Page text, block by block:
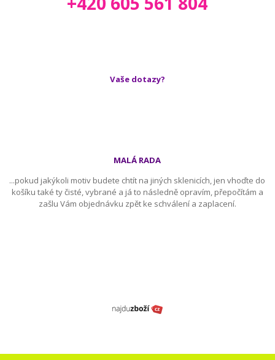
Vaše dotazy?
MALÁ RADA
...pokud jakýkoli motiv budete chtít na jiných sklenicích, jen vhoďte do
košíku také ty čisté, vybrané a já to následně opravím, přepočítám a
zašlu Vám objednávku zpět ke schválení a zaplacení.